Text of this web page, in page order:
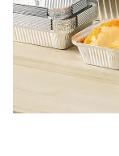
HUBUNGI KAMI